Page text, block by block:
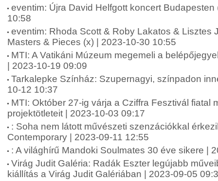
eventim: Újra David Helfgott koncert Budapesten
10:58
eventim: Rhoda Scott & Roby Lakatos & Lisztes
Masters & Pieces (x) | 2023-10-30 10:55
MTI: A Vatikáni Múzeum megemeli a
| 2023-10-19 09:09
Tarkalepke Színház: Szupernagyi, színpadon
10-12 10:37
MTI: Október 27-ig várja a Cziffra Fesztivál fiatal
projektötleteit | 2023-10-03 09:17
: Soha nem látott művészeti szenzációkkal
Contemporary | 2023-09-11 12:55
: A világhírű Mandoki Soulmates 30 éve sikere |
Virág Judit Galéria: Radák Eszter legújabb
kiállítás a Virág Judit Galériában | 2023-09-05